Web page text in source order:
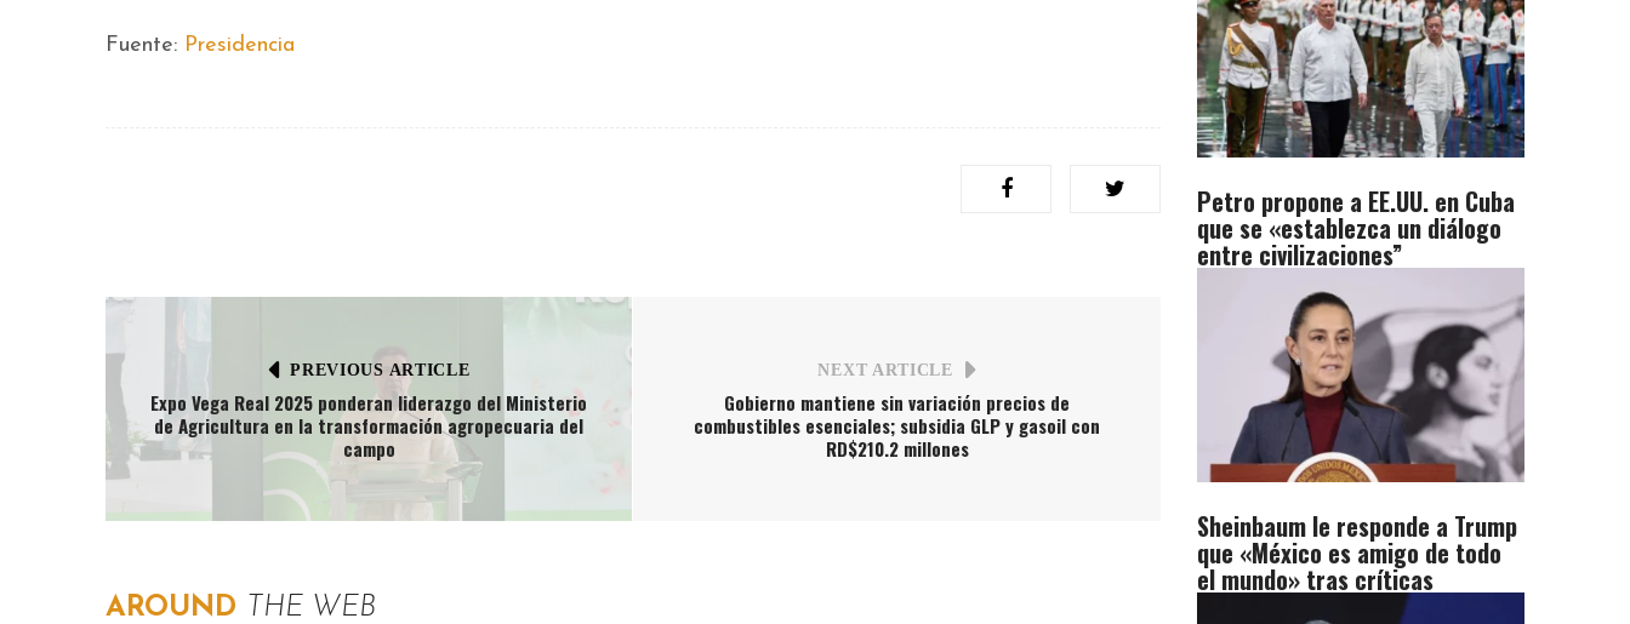
Fuente: Presidencia
PREVIOUS ARTICLE
Expo Vega Real 2025 ponderan liderazgo del Ministerio
de Agricultura en la transformación agropecuaria del
campo
NEXT ARTICLE
Gobierno mantiene sin variación precios de
combustibles esenciales; subsidia GLP y gasoil con
RD$210.2 millones
AROUND THE WEB
Petro propone a EE.UU. en Cuba
que se «establezca un diálogo
entre civilizaciones”
Sheinbaum le responde a Trump
que «México es amigo de todo
el mundo» tras críticas